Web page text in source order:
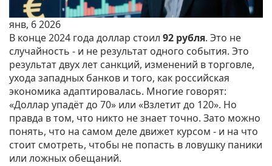
янв, 6 2026
В конце 2024 года доллар стоил 92 рубля. Это не
случайность - и не результат одного события. Это
результат двух лет санкций, изменений в торговле,
ухода западных банков и того, как российская
экономика адаптировалась. Многие говорят:
«Доллар упадёт до 70» или «Взлетит до 120». Но
правда в том, что никто не знает точно. Зато можно
понять, что на самом деле движет курсом - и на что
стоит смотреть, чтобы не попасть в ловушку паники
или ложных обещаний.